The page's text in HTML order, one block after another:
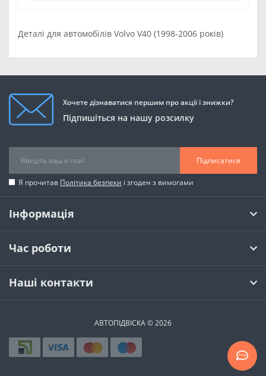
Деталі для автомобілів Volvo V40 (1998-2006 років)
Хочете дізнаватися першим про акції і знижки?
Підпишіться на нашу розсилку
Підписатися
Я прочитав Політика безпеки і згоден з вимогами
Інформація
Час роботи
Наші контакти
АВТОПІДВІСКА © 2026